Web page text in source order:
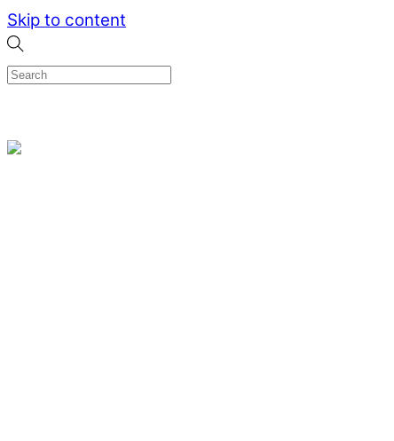
Skip to content